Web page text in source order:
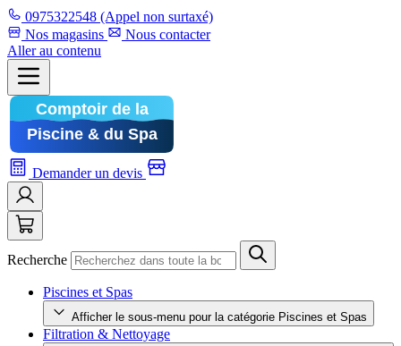
0975322548 (Appel non surtaxé)
Nos magasins
Nous contacter
Aller au contenu
Demander un devis
Recherche
Piscines et Spas
Afficher le sous-menu pour la catégorie Piscines et Spas
Filtration & Nettoyage